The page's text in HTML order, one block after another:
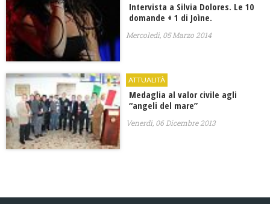
Intervista a Silvia Dolores. Le 10
domande + 1 di Joìne.
Mercoledì, 05 Marzo 2014
ATTUALITÀ
Medaglia al valor civile agli
“angeli del mare”
Venerdì, 06 Dicembre 2013